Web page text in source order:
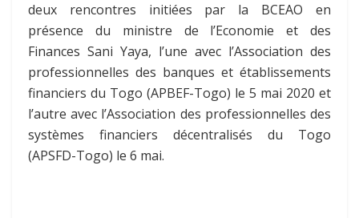
deux rencontres initiées par la BCEAO en
présence du ministre de l’Economie et des
Finances Sani Yaya, l’une avec l’Association des
professionnelles des banques et établissements
financiers du Togo (APBEF-Togo) le 5 mai 2020 et
l’autre avec l’Association des professionnelles des
systèmes financiers décentralisés du Togo
(APSFD-Togo) le 6 mai.